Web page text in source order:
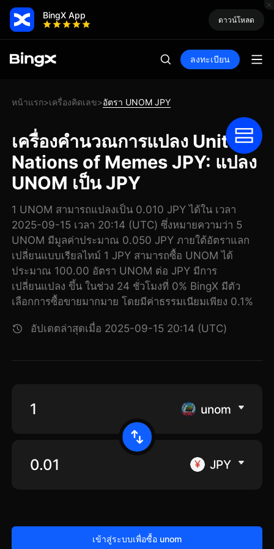
BingX App ดาวน์โหลด
ลงทะเบียน
หน้าแรก>เครื่องคิดเลข>อัตรา UNOM JPY
เครื่องคำนวณการแปลง United
Nations of Memes JPY: แปลง
UNOM เป็น JPY
1 UNOM สามารถแปลงเป็น 0.010 JPY ได้ใน เวลา
2025-09-15 เวลา 20:14 (UTC) ซึ่งหมายความว่า 5
UNOM มีมูลค่าประมาณ 0.050 JPY ภายใต้อัตราแลก
เปลี่ยนแบบเรียลไทม์ 1 JPY สามารถซื้อ UNOM ได้
ประมาณ 100.00 อัตรา UNOM ต่อ JPY มีการ
เปลี่ยนแปลง ขึ้น ในช่วง 24 ชั่วโมงที่ 0% BingX มีตัว
เลือกการซื้อขายมากมาย โดยมีค่าธรรมเนียมเพียง 0.1%
อัปเดตล่าสุดเมื่อ 2025-09-15 20:14 (UTC)
unom
JPY
เข้าสู่ระบบเพื่อซื้อ unom